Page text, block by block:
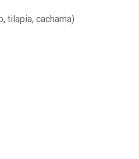
tilapia, cachama)